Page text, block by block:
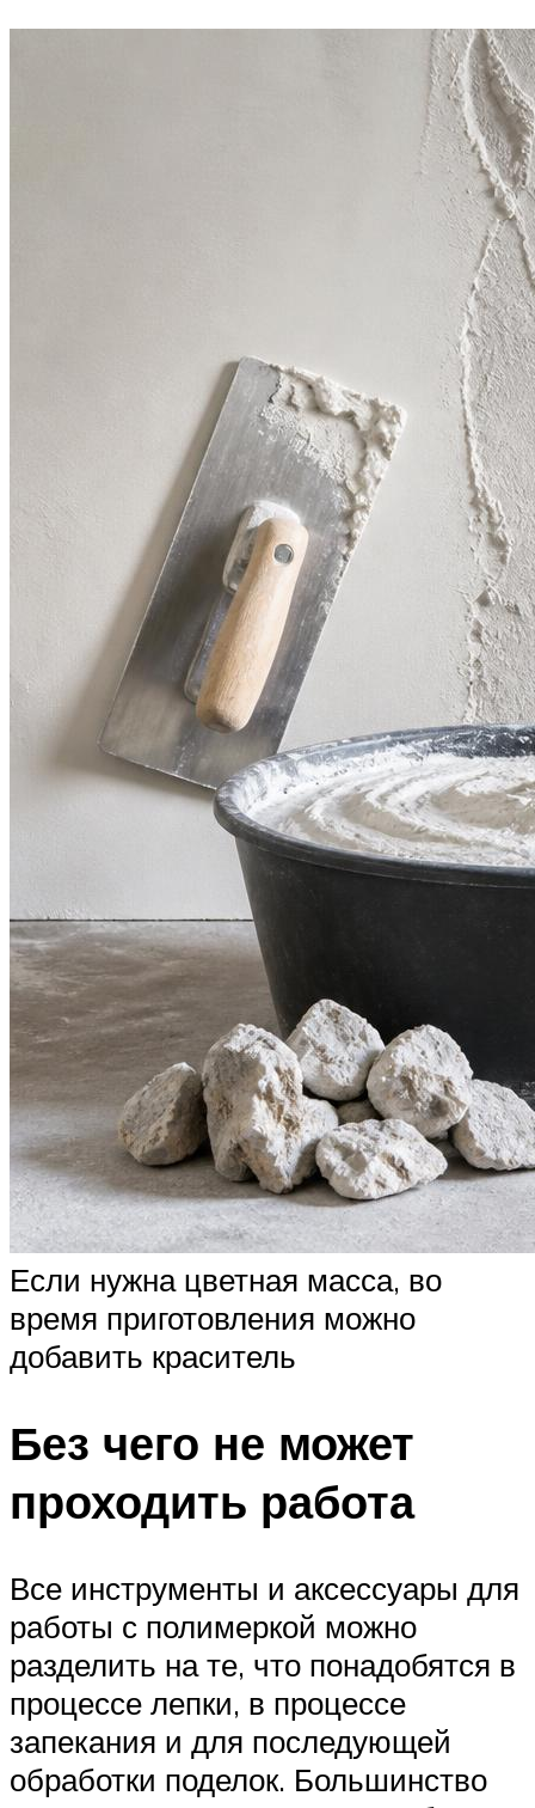
Если нужна цветная масса, во
время приготовления можно
добавить краситель
Без чего не может
проходить работа
Все инструменты и аксессуары для
работы с полимеркой можно
разделить на те, что понадобятся в
процессе лепки, в процессе
запекания и для последующей
обработки поделок. Большинство